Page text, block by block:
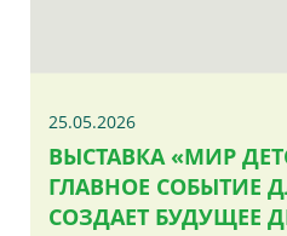
25.05.2026
ВЫСТАВКА «МИР
ГЛАВНОЕ СОБЫТИЕ
СОЗДАЕТ БУДУЩЕЕ